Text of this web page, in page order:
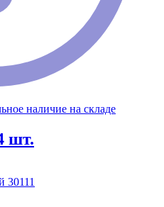
наличие на складе
шт.
30111